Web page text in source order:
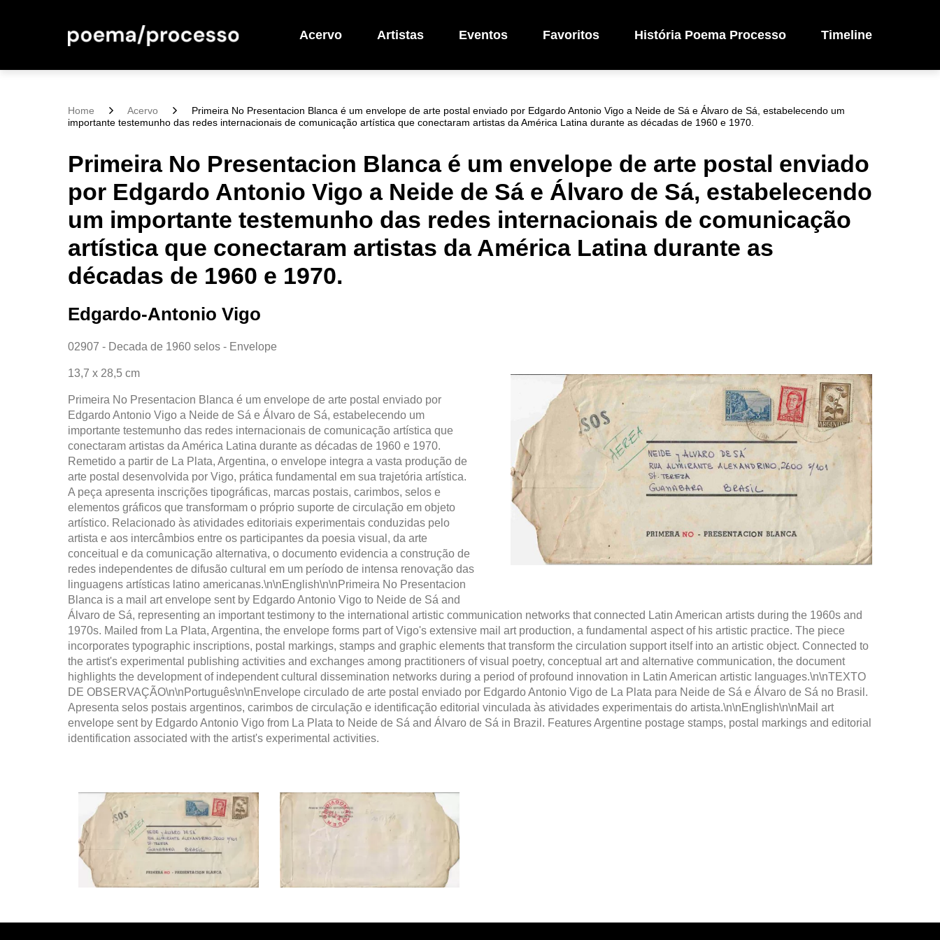
Acervo Artistas Eventos Favoritos História Poema Processo Timeline
Home Acervo
Primeira No Presentacion Blanca é um envelope de arte postal enviado por Edgardo Antonio Vigo a Neide de Sá e Álvaro de Sá, estabelecendo um
importante testemunho das redes internacionais de comunicação artística que conectaram artistas da América Latina durante as décadas de 1960 e 1970.
Primeira No Presentacion Blanca é um envelope de arte postal enviado
por Edgardo Antonio Vigo a Neide de Sá e Álvaro de Sá, estabelecendo
um importante testemunho das redes internacionais de comunicação
artística que conectaram artistas da América Latina durante as
décadas de 1960 e 1970.
Edgardo-Antonio Vigo
02907 - Decada de 1960 selos - Envelope
13,7 x 28,5 cm
Primeira No Presentacion Blanca é um envelope de arte postal enviado por
Edgardo Antonio Vigo a Neide de Sá e Álvaro de Sá, estabelecendo um
importante testemunho das redes internacionais de comunicação artística que
conectaram artistas da América Latina durante as décadas de 1960 e 1970.
Remetido a partir de La Plata, Argentina, o envelope integra a vasta produção de
arte postal desenvolvida por Vigo, prática fundamental em sua trajetória artística.
A peça apresenta inscrições tipográficas, marcas postais, carimbos, selos e
elementos gráficos que transformam o próprio suporte de circulação em objeto
artístico. Relacionado às atividades editoriais experimentais conduzidas pelo
artista e aos intercâmbios entre os participantes da poesia visual, da arte
conceitual e da comunicação alternativa, o documento evidencia a construção de
redes independentes de difusão cultural em um período de intensa renovação das
linguagens artísticas latino americanas.\n\nEnglish\n\nPrimeira No Presentacion
Blanca is a mail art envelope sent by Edgardo Antonio Vigo to Neide de Sá and
Álvaro de Sá, representing an important testimony to the international artistic communication networks that connected Latin American artists during the 1960s and
1970s. Mailed from La Plata, Argentina, the envelope forms part of Vigo's extensive mail art production, a fundamental aspect of his artistic practice. The piece
incorporates typographic inscriptions, postal markings, stamps and graphic elements that transform the circulation support itself into an artistic object. Connected to
the artist's experimental publishing activities and exchanges among practitioners of visual poetry, conceptual art and alternative communication, the document
highlights the development of independent cultural dissemination networks during a period of profound innovation in Latin American artistic languages.\n\nTEXTO
DE OBSERVAÇÃO\n\nPortuguês\n\nEnvelope circulado de arte postal enviado por Edgardo Antonio Vigo de La Plata para Neide de Sá e Álvaro de Sá no Brasil.
Apresenta selos postais argentinos, carimbos de circulação e identificação editorial vinculada às atividades experimentais do artista.\n\nEnglish\n\nMail art
envelope sent by Edgardo Antonio Vigo from La Plata to Neide de Sá and Álvaro de Sá in Brazil. Features Argentine postage stamps, postal markings and editorial
identification associated with the artist's experimental activities.